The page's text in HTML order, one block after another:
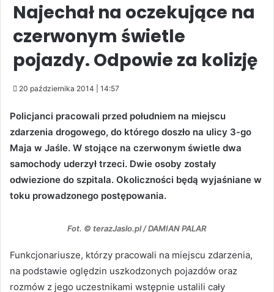
Najechał na oczekujące na
czerwonym świetle
pojazdy. Odpowie za kolizję
20 października 2014 | 14:57
Policjanci pracowali przed południem na miejscu
zdarzenia drogowego, do którego doszło na ulicy 3-go
Maja w Jaśle. W stojące na czerwonym świetle dwa
samochody uderzył trzeci. Dwie osoby zostały
odwiezione do szpitala. Okoliczności będą wyjaśniane w
toku prowadzonego postępowania.
Fot. © terazJaslo.pl / DAMIAN PALAR
Funkcjonariusze, którzy pracowali na miejscu zdarzenia,
na podstawie oględzin uszkodzonych pojazdów oraz
rozmów z jego uczestnikami wstępnie ustalili cały